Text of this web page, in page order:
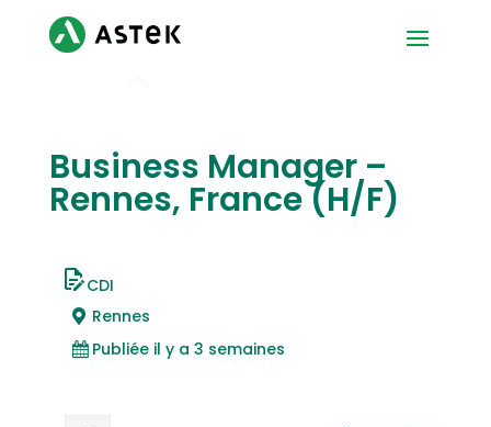
Business Manager –
Rennes, France (H/F)
CDI
Rennes
Publiée il y a 3 semaines